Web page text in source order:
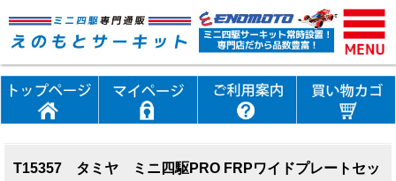
T15357 タミヤ ミニ四駆PRO FRPワイドプレートセッ